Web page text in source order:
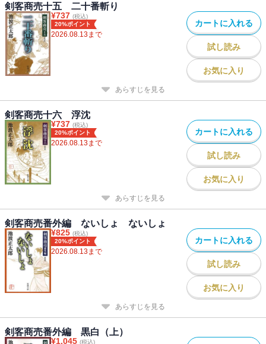
剣客商売十五 二十番斬り
¥737 (税込)
20%ポイント
2026.08.13まで
カートに入れる
試し読み
お気に入り
あらすじを見る
剣客商売十六 浮沈
¥737 (税込)
20%ポイント
2026.08.13まで
カートに入れる
試し読み
お気に入り
あらすじを見る
剣客商売番外編 ないしょ ないしょ
¥825 (税込)
20%ポイント
2026.08.13まで
カートに入れる
試し読み
お気に入り
あらすじを見る
剣客商売番外編 黒白（上）
¥1,045 (税込)